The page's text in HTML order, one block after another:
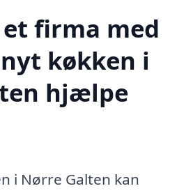
firma med
køkken i
hjælpe
i Nørre Galten kan